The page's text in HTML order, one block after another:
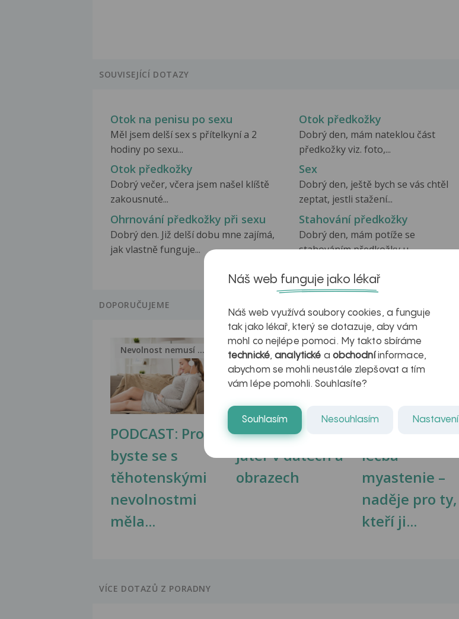
SOUVISEJÍCÍ DOTAZY
Otok na penisu po sexu
Měl jsem delší sex s přítelkyní a 2
hodiny po sexu...
Otok předkožky
Dobrý den, mám nateklou část
předkožky viz. foto,...
Otok předkožky
Dobrý večer, včera jsem našel klíště
zakousnuté...
Sex
Dobrý den, ještě bych se vás chtěl
zeptat, jestli stažení...
Ohrnování předkožky při sexu
Dobrý den. Již delší dobu mne zajímá,
jak vlastně funguje...
Stahování předkožky
Dobrý den, mám potíže se
stahováním předkožky u
DOPORUČUJEME
PODCAST: Proč
byste se s
těhotenskými
nevolnostmi
měla...
Nevolnost nemusí být nutnou...
Ztukovatění
jater v datech a
obrazech
Jak na zdravá játra?
léčba
myastenie –
naděje pro ty,
kteří ji...
VÍCE DOTAZŮ Z PORADNY
Náš web funguje jako lékař
Náš web využívá soubory cookies, a funguje
tak jako lékař, který se dotazuje, aby vám
mohl co nejlépe pomoci. My takto sbíráme
technické,analytické a obchodníinformace,
abychom se mohli neustále zlepšovat a tím
vám lépe pomohli. Souhlasíte?
Souhlasím Nesouhlasím Nastavení